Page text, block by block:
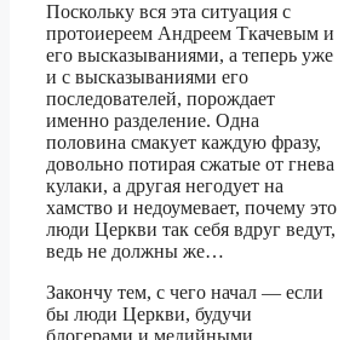
Поскольку вся эта ситуация с
протоиереем Андреем Ткачевым и
его высказываниями, а теперь уже
и с высказываниями его
последователей, порождает
именно разделение. Одна
половина смакует каждую фразу,
довольно потирая сжатые от гнева
кулаки, а другая негодует на
хамство и недоумевает, почему это
люди Церкви так себя вдруг ведут,
ведь не должны же…
Закончу тем, с чего начал — если
бы люди Церкви, будучи